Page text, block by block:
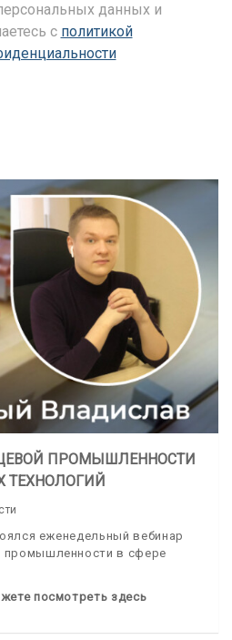
данных и
c политикой
ПРОМЫШЛЕННОСТИ
ТЕХНОЛОГИЙ
еженедельный вебинар
промышленности в сфере
посмотреть здесь